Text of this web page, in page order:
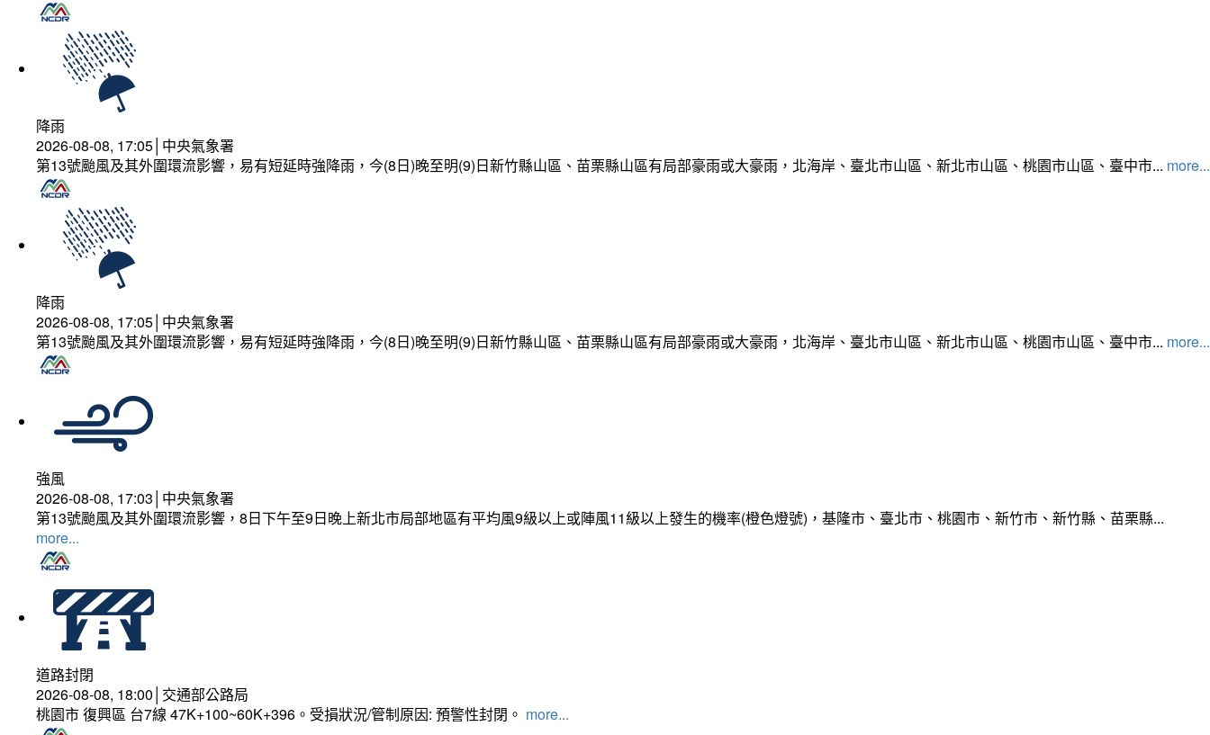
降雨
2026-08-08, 17:05│中央氣象署
第13號颱風及其外圍環流影響，易有短延時強降雨，今(8日)晚至明(9)日新竹縣山區、苗栗縣山區有局部豪雨或大豪雨，北海岸、臺北市山區、新北市山區、桃園市山區、臺中市... more...
降雨
2026-08-08, 17:05│中央氣象署
第13號颱風及其外圍環流影響，易有短延時強降雨，今(8日)晚至明(9)日新竹縣山區、苗栗縣山區有局部豪雨或大豪雨，北海岸、臺北市山區、新北市山區、桃園市山區、臺中市... more...
強風
2026-08-08, 17:03│中央氣象署
第13號颱風及其外圍環流影響，8日下午至9日晚上新北市局部地區有平均風9級以上或陣風11級以上發生的機率(橙色燈號)，基隆市、臺北市、桃園市、新竹市、新竹縣、苗栗縣...
more...
道路封閉
2026-08-08, 18:00│交通部公路局
桃園市 復興區 台7線 47K+100~60K+396。受損狀況/管制原因: 預警性封閉。 more...